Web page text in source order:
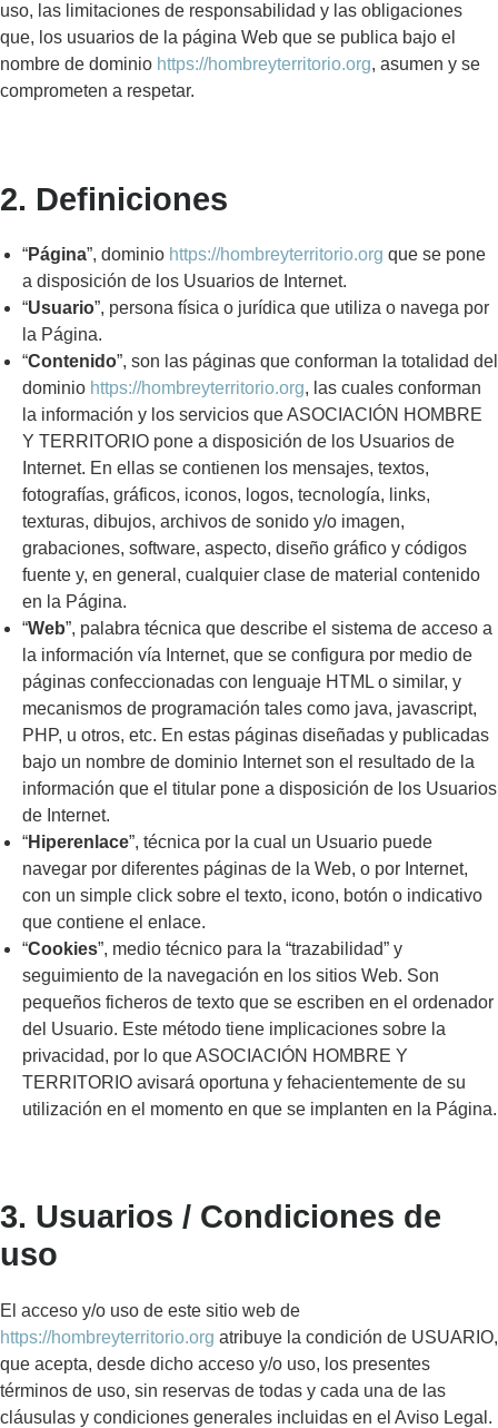
uso, las limitaciones de responsabilidad y las obligaciones
que, los usuarios de la página Web que se publica bajo el
nombre de dominio https://hombreyterritorio.org, asumen y se
comprometen a respetar.
2. Definiciones
“Página”, dominio https://hombreyterritorio.org que se pone
a disposición de los Usuarios de Internet.
“Usuario”, persona física o jurídica que utiliza o navega por
la Página.
“Contenido”, son las páginas que conforman la totalidad del
dominio https://hombreyterritorio.org, las cuales conforman
la información y los servicios que ASOCIACIÓN HOMBRE
Y TERRITORIO pone a disposición de los Usuarios de
Internet. En ellas se contienen los mensajes, textos,
fotografías, gráficos, iconos, logos, tecnología, links,
texturas, dibujos, archivos de sonido y/o imagen,
grabaciones, software, aspecto, diseño gráfico y códigos
fuente y, en general, cualquier clase de material contenido
en la Página.
“Web”, palabra técnica que describe el sistema de acceso a
la información vía Internet, que se configura por medio de
páginas confeccionadas con lenguaje HTML o similar, y
mecanismos de programación tales como java, javascript,
PHP, u otros, etc. En estas páginas diseñadas y publicadas
bajo un nombre de dominio Internet son el resultado de la
información que el titular pone a disposición de los Usuarios
de Internet.
“Hiperenlace”, técnica por la cual un Usuario puede
navegar por diferentes páginas de la Web, o por Internet,
con un simple click sobre el texto, icono, botón o indicativo
que contiene el enlace.
“Cookies”, medio técnico para la “trazabilidad” y
seguimiento de la navegación en los sitios Web. Son
pequeños ficheros de texto que se escriben en el ordenador
del Usuario. Este método tiene implicaciones sobre la
privacidad, por lo que ASOCIACIÓN HOMBRE Y
TERRITORIO avisará oportuna y fehacientemente de su
utilización en el momento en que se implanten en la Página.
3. Usuarios / Condiciones de
uso
El acceso y/o uso de este sitio web de
https://hombreyterritorio.org atribuye la condición de USUARIO,
que acepta, desde dicho acceso y/o uso, los presentes
términos de uso, sin reservas de todas y cada una de las
cláusulas y condiciones generales incluidas en el Aviso Legal.